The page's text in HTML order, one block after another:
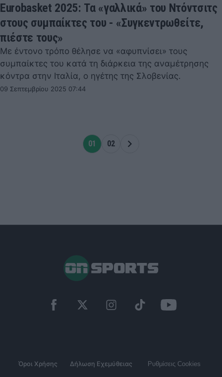
Eurobasket 2025: Τα «γαλλικά» του Ντόντσιτς
στους συμπαίκτες του - «Συγκεντρωθείτε,
πιέστε τους»
Με έντονο τρόπο θέλησε να «αφυπνίσει» τους
συμπαίκτες του κατά τη διάρκεια της αναμέτρησης
κόντρα στην Ιταλία, ο ηγέτης της Σλοβενίας.
09 Σεπτεμβρίου 2025 07:44
01 02
Όροι Χρήσης Δήλωση Εχεμύθειας Ρυθμίσεις Cookies